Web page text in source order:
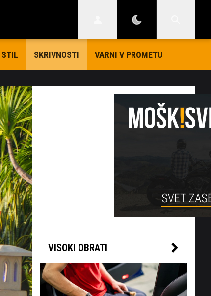
STIL SKRIVNOSTI VARNI V PROMETU
VISOKI OBRATI